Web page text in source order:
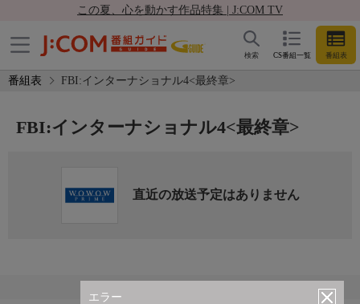
この夏、心を動かす作品特集 | J:COM TV
CS番組一覧 番組表
検索
番組表 FBI:インターナショナル4<最終章>
エラー
FBI:インターナショナル4<最終章>
直近の放送予定はありません